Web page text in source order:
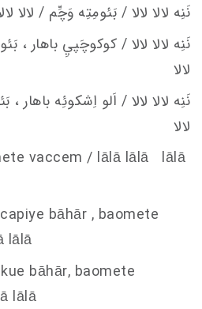
نَنِه لالا لالا / بَئومِتِه وَچِّم / لالا
نَنِه لالا لالا / كوكوچَپيِ باهار ،
لالا
نَنِه لالا لالا / اَلو اِشكوئِه باهار ،
لالا
vaccem / lālā lālā lālā
capiye bāhār , baomete
lālā
kue bāhār, baomete
lālā